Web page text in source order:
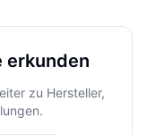
erkunden
zu Hersteller,